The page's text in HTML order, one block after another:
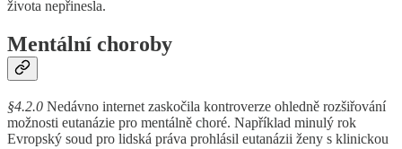
života nepřinesla.
Mentální choroby
§4.2.0 Nedávno internet zaskočila kontroverze ohledně rozšiřování
možnosti eutanázie pro mentálně choré. Například minulý rok
Evropský soud pro lidská práva prohlásil eutanázii ženy s klinickou